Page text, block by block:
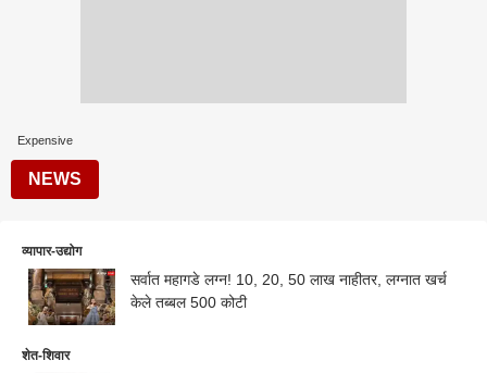
Expensive
NEWS
व्यापार-उद्योग
सर्वात महागडे लग्न! 10, 20, 50 लाख नाहीतर, लग्नात खर्च
केले तब्बल 500 कोटी
शेत-शिवार